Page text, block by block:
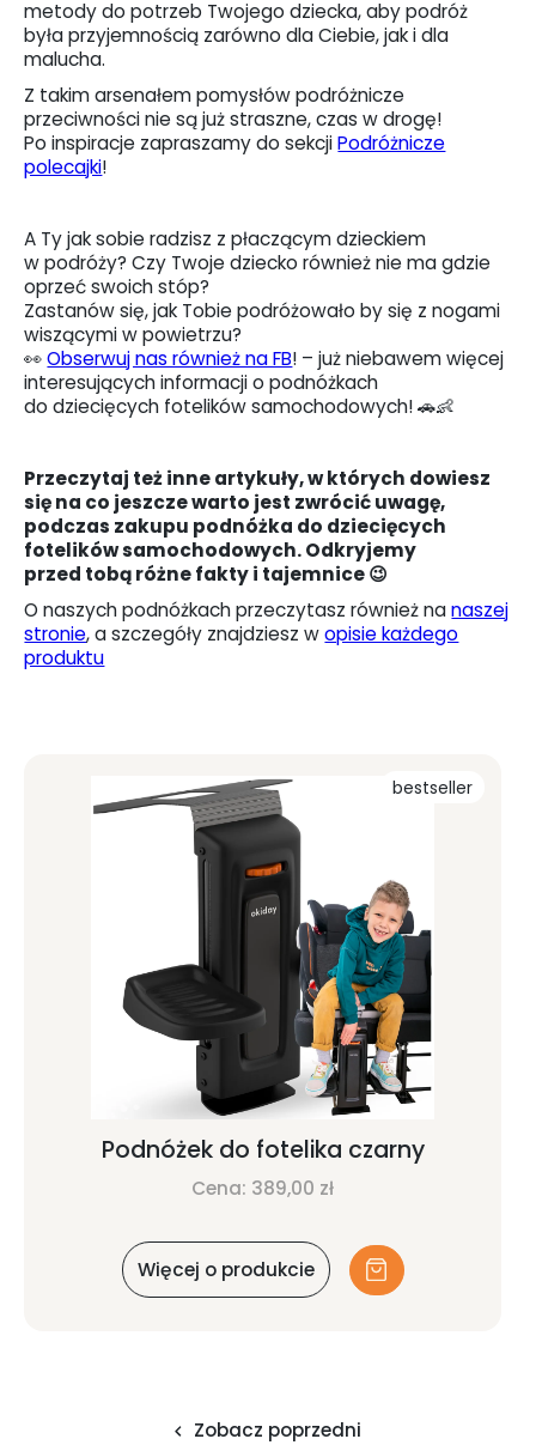
Podnóżek do fotelika czarny
Cena: 389,00 zł
Więcej o produkcie
bestseller
metody do potrzeb Twojego dziecka, aby podróż
była przyjemnością zarówno dla Ciebie, jak i dla
malucha.
Z takim arsenałem pomysłów podróżnicze
przeciwności nie są już straszne, czas w drogę!
Po inspiracje zapraszamy do sekcjiPodróżnicze
polecajki!
A Ty jak sobie radzisz z płaczącym dzieckiem
w podróży? Czy Twoje dziecko również nie ma gdzie
oprzeć swoich stóp?
Zastanów się, jak Tobie podróżowało by się z nogami
wiszącymi w powietrzu?
👀Obserwuj nas również na FB! – już niebawem więcej
interesujących informacji o podnóżkach
do dziecięcych fotelików samochodowych! 🚗👶
Przeczytaj też inne artykuły, w których dowiesz
się na co jeszcze warto jest zwrócić uwagę,
podczas zakupu podnóżka do dziecięcych
fotelików samochodowych. Odkryjemy
przed tobą różne fakty i tajemnice 😉
O naszych podnóżkach przeczytasz również nanaszej
stronie, a szczegóły znajdziesz wopisie każdego
produktu
Zobacz poprzedni